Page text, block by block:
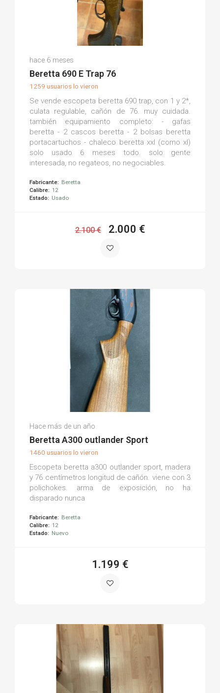
(0)
hace 6 meses
Beretta 690 E Trap 76
1259 usuarios lo vieron
Se vende escopeta beretta 690 trap, con 1 y 2*,
culata regulable, cañón de 76. muy cuidada.
también equipamiento completo: - gafas
beretta - 2 cascos beretta - 2 bolsas beretta
portacartuchos - chaleco beretta xxl (como xl)
solo usado 6 meses todo. solo gente
interesada, no regateos, no negociables.
Fabricante: Beretta
Calibre: 12
Estado: Usado
2.100 € 2.000 €
José Miguel T.
Hace más de un año
Beretta A300 outlander Sport
1460 usuarios lo vieron
Escopeta beretta a300 outlander sport, madera
y 76 centímetros longitud de cañón. viene con 3
polichokes. arma de exposición, no ha
disparado nunca
Fabricante: Beretta
Calibre: 12
Estado: Nuevo
1.199 €